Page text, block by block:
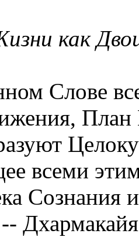
как
Слове
План
всеми
Сознания